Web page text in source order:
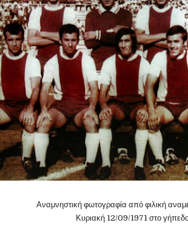
Αναμνηστική φωτογραφία από φιλική
Κυριακή 12/09/1971 στο